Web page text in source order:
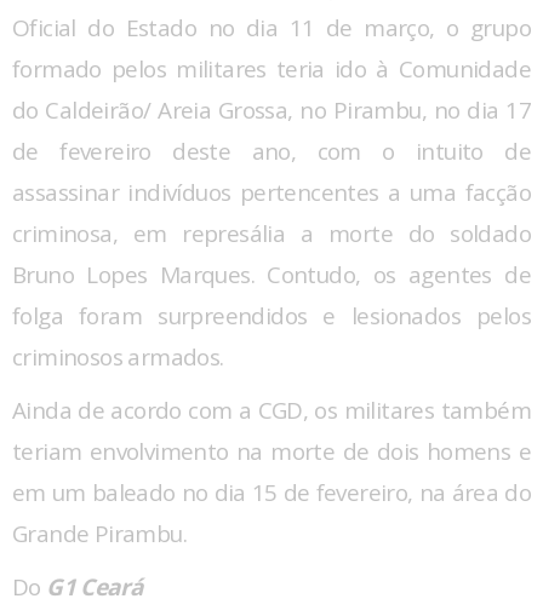
Oficial do Estado no dia 11 de março, o grupo
formado pelos militares teria ido à Comunidade
do Caldeirão/ Areia Grossa, no Pirambu, no dia 17
de fevereiro deste ano, com o intuito de
assassinar indivíduos pertencentes a uma facção
criminosa, em represália a morte do soldado
Bruno Lopes Marques. Contudo, os agentes de
folga foram surpreendidos e lesionados pelos
criminosos armados.
Ainda de acordo com a CGD, os militares também
teriam envolvimento na morte de dois homens e
em um baleado no dia 15 de fevereiro, na área do
Grande Pirambu.
Do G1 Ceará